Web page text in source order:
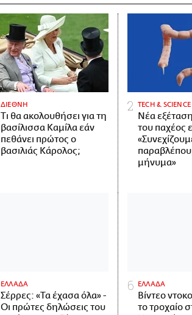
ΔΙΕΘΝΗ
Τι θα ακολουθήσει για τη
βασίλισσα Καμίλα εάν
πεθάνει πρώτος ο
βασιλιάς Κάρολος;
ΤECH & SCIENCE
Νέα
του παχέος
μήνυμα»
ΕΛΛΑΔΑ
Σέρρες: «Τα έχασα όλα» -
Οι πρώτες δηλώσεις του
ΕΛΛΑΔΑ
Βίντεο
το τροχαίο